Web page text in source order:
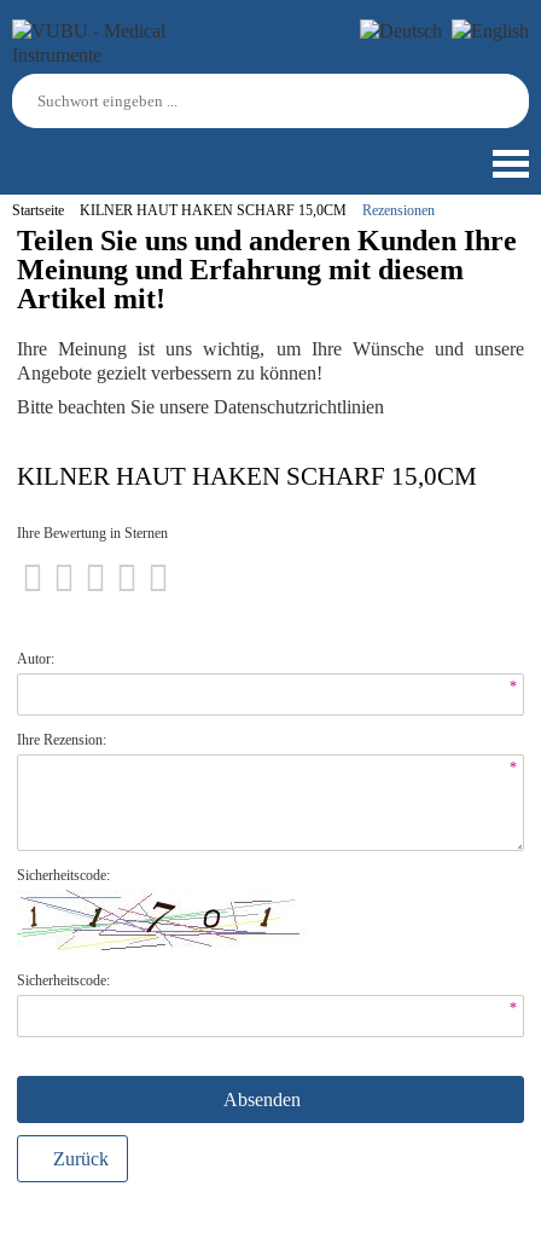
Startseite KILNER HAUT HAKEN SCHARF 15,0CM Rezensionen
Teilen Sie uns und anderen Kunden Ihre
Meinung und Erfahrung mit diesem
Artikel mit!
Ihre Meinung ist uns wichtig, um Ihre Wünsche und unsere
Angebote gezielt verbessern zu können!
Bitte beachten Sie unsere Datenschutzrichtlinien
KILNER HAUT HAKEN SCHARF 15,0CM
Ihre Bewertung in Sternen
Autor:
*
Ihre Rezension:
*
Sicherheitscode:
Sicherheitscode:
*
Absenden
Zurück